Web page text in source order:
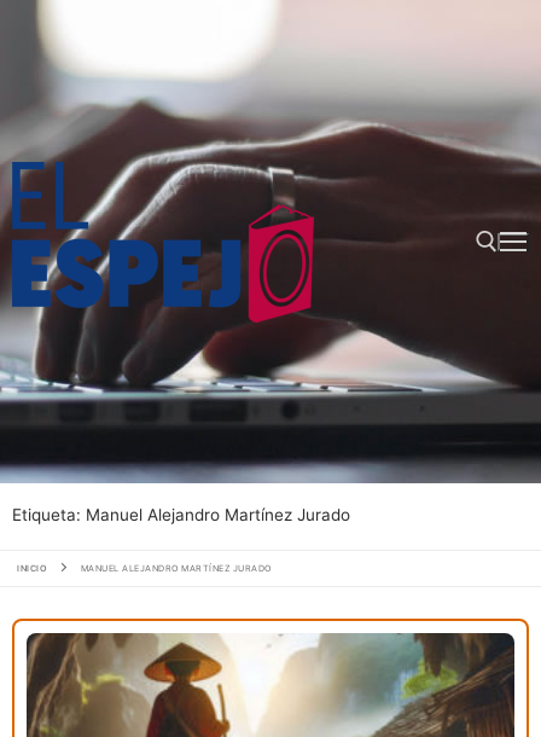
contenido
Etiqueta: Manuel Alejandro Martínez Jurado
INICIO MANUEL ALEJANDRO MARTÍNEZ JURADO